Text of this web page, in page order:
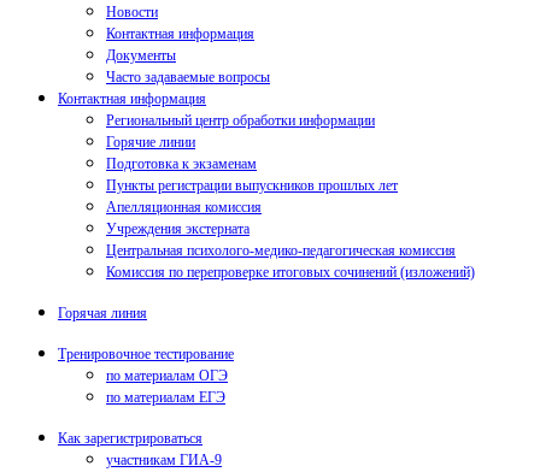
Новости
Контактная информация
Документы
Часто задаваемые вопросы
Контактная информация
Региональный центр обработки информации
Горячие линии
Подготовка к экзаменам
Пункты регистрации выпускников прошлых лет
Апелляционная комиссия
Учреждения экстерната
Центральная психолого-медико-педагогическая комиссия
Комиссия по перепроверке итоговых сочинений (изложений)
Горячая линия
Тренировочное тестирование
по материалам ОГЭ
по материалам ЕГЭ
Как зарегистрироваться
участникам ГИА-9